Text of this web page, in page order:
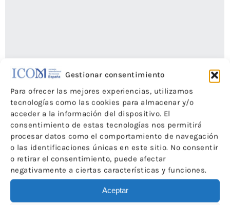
Gestionar consentimiento
Para ofrecer las mejores experiencias, utilizamos
tecnologías como las cookies para almacenar y/o
acceder a la información del dispositivo. El
consentimiento de estas tecnologías nos permitirá
procesar datos como el comportamiento de navegación
o las identificaciones únicas en este sitio. No consentir
o retirar el consentimiento, puede afectar
negativamente a ciertas características y funciones.
Aceptar